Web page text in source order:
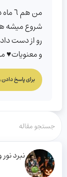
من
شروع ميشه
و معنويات♥️
برای پاسخ دادن
نبرد